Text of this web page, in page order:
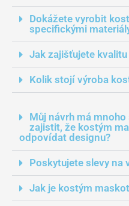
Dokážete vyrobit
specifickými
Jak zajišťujete
Kolik stojí výroba
Můj návrh má
zajistit, že kostým
odpovídat designu?
Poskytujete slevy na
Jak je kostým